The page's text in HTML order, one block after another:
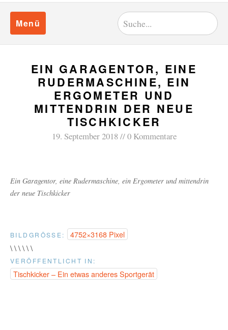
Menü
EIN GARAGENTOR, EINE
RUDERMASCHINE, EIN
ERGOMETER UND
MITTENDRIN DER NEUE
TISCHKICKER
19. September 2018 0 Kommentare
Ein Garagentor, eine Rudermaschine, ein Ergometer und mittendrin
der neue Tischkicker
BILDGRÖSSE:
4752×3168 Pixel
\ \ \ \ \ \
VERÖFFENTLICHT IN:
Tischkicker – Ein etwas anderes Sportgerät